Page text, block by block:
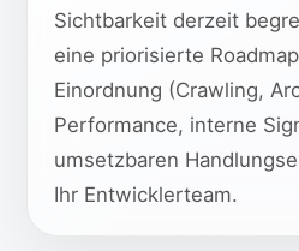
Sichtbarkeit derzeit
eine priorisierte
Einordnung (Crawling,
Performance, interne
umsetzbaren
Ihr Entwicklerteam.